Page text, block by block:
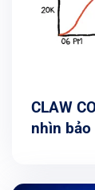
CLAW
nhìn